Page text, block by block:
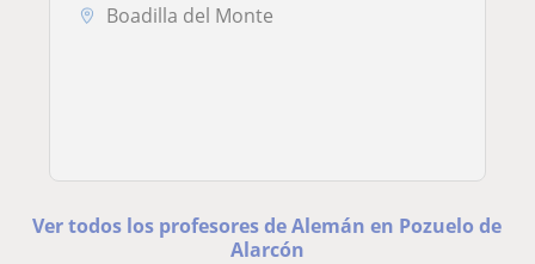
Boadilla del Monte
Ver todos los profesores de Alemán en Pozuelo de
Alarcón